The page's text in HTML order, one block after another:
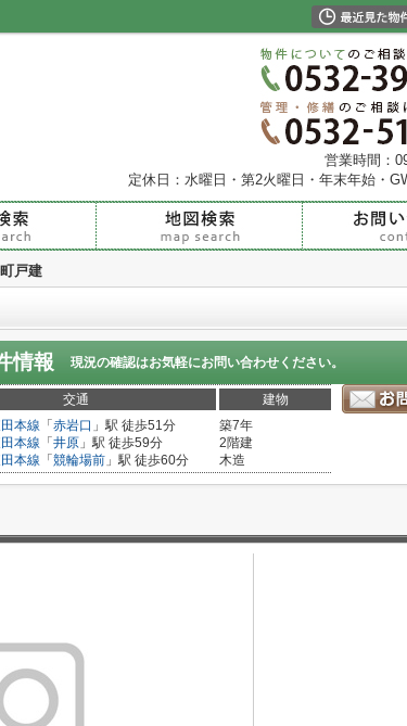
営業時間：
定休日：水曜日・第2火曜日・年末年始・
戸建
情報 現況の確認はお気軽にお問い合わせください。
交通 建物
本線 「 赤岩口 」駅 徒歩51分
本線 「 井原 」駅 徒歩59分
本線 「 競輪場前 」駅 徒歩60分
築7年
2階建
木造